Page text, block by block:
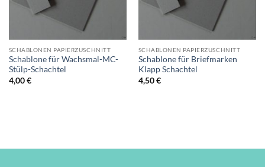
SCHABLONEN PAPIERZUSCHNITT
Schablone für Wachsmal-MC-
Stülp-Schachtel
4,00€
SCHABLONEN PAPIERZUSCHNITT
Schablone für Briefmarken
Klapp Schachtel
4,50€